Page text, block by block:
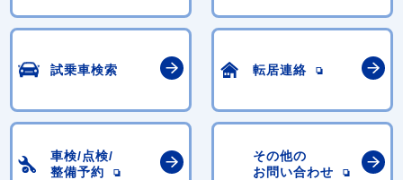
試乗車検索 転居連絡
車検/点検/
整備予約
その他の
お問い合わせ